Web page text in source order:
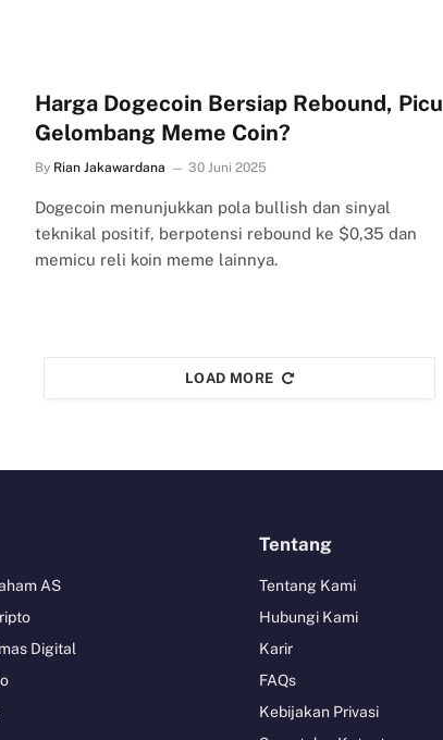
Harga Dogecoin Bersiap Rebound, Picu
Gelombang Meme Coin?
By Rian Jakawardana 30 Juni 2025
Dogecoin menunjukkan pola bullish dan sinyal
teknikal positif, berpotensi rebound ke $0,35 dan
memicu reli koin meme lainnya.
LOAD MORE
AS
Digital
Tentang
Tentang Kami
Hubungi Kami
Karir
FAQs
Kebijakan Privasi